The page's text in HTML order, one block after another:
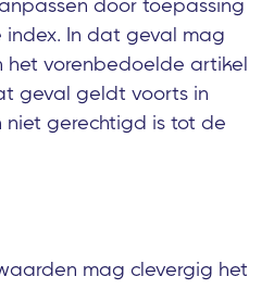
In dat geval mag
het vorenbedoelde artikel
geval geldt voorts in
gerechtigd is tot de
mag clevergig het